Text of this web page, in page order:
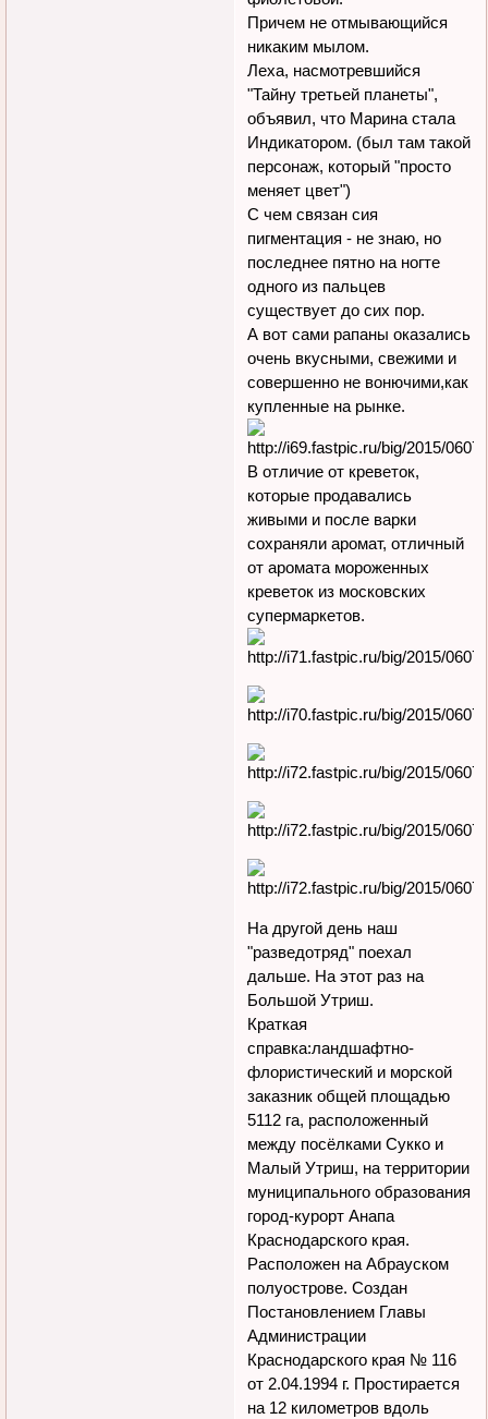
Причем не отмывающийся
никаким мылом.
Леха, насмотревшийся
"Тайну третьей планеты",
объявил, что Марина стала
Индикатором. (был там такой
персонаж, который "просто
меняет цвет")
С чем связан сия
пигментация - не знаю, но
последнее пятно на ногте
одного из пальцев
существует до сих пор.
А вот сами рапаны оказались
очень вкусными, свежими и
совершенно не вонючими,как
купленные на рынке.
В отличие от креветок,
которые продавались
живыми и после варки
сохраняли аромат, отличный
от аромата мороженных
креветок из московских
супермаркетов.
На другой день наш
"разведотряд" поехал
дальше. На этот раз на
Большой Утриш.
Краткая
справка:ландшафтно-
флористический и морской
заказник общей площадью
5112 га, расположенный
между посёлками Сукко и
Малый Утриш, на территории
муниципального образования
город-курорт Анапа
Краснодарского края.
Расположен на Абрауском
полуострове. Создан
Постановлением Главы
Администрации
Краснодарского края № 116
от 2.04.1994 г. Простирается
на 12 километров вдоль